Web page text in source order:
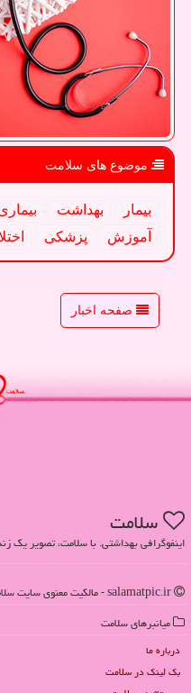
موضوع های سلامت
بیمار بهداشت
آموزش
پزشكی
صفحه اخبار
سلامت
اینفوگرافی بهداشتی. با سلامت، تصویر یک
میانبرهای سلامت
درباره ما
بک لینک در سلامت